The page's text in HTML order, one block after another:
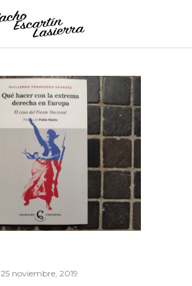
25 noviembre, 2019